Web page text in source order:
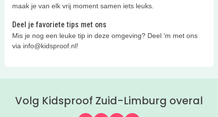
maak je van elk vrij moment samen iets leuks.
Deel je favoriete tips met ons
Mis je nog een leuke tip in deze omgeving? Deel ‘m met ons
via info@kidsproof.nl!
Volg Kidsproof Zuid-Limburg overal